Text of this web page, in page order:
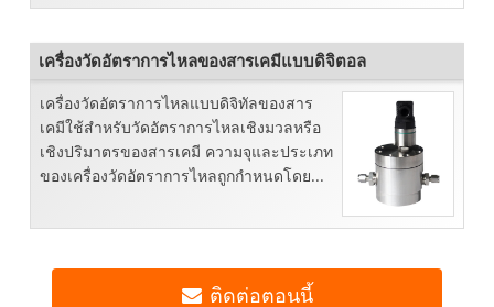
เนื่องเป็นชิ้นเดียว...
เครื่องวัดอัตราการไหลของสารเคมีแบบดิจิตอล
เครื่องวัดอัตราการไหลแบบดิจิทัลของสาร
เคมีใช้สำหรับวัดอัตราการไหลเชิงมวลหรือ
เชิงปริมาตรของสารเคมี ความจุและประเภท
ของเครื่องวัดอัตราการไหลถูกกำหนดโดย...
ติดต่อตอนนี้